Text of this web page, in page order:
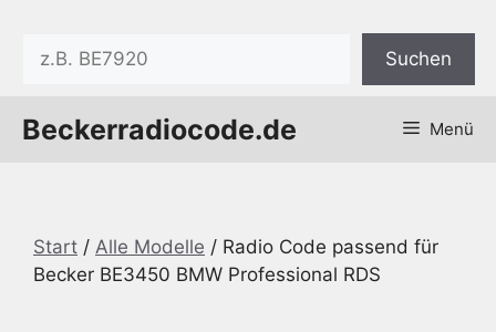
springen
Suchen
Beckerradiocode.de Menü
Start / Alle Modelle / Radio Code passend für
Becker BE3450 BMW Professional RDS